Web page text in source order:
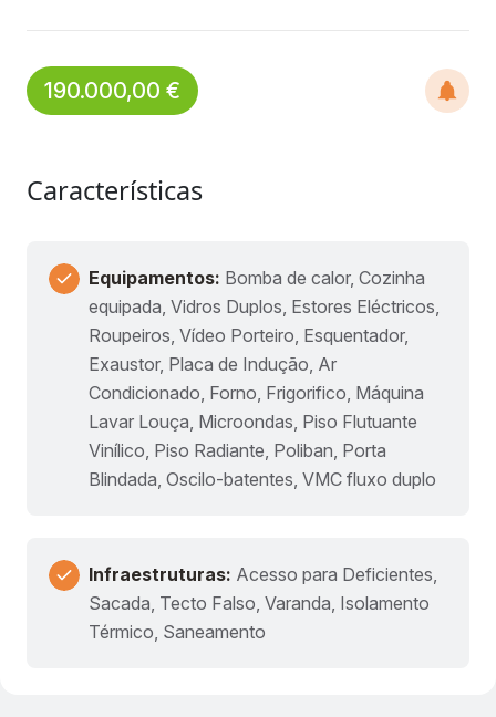
190.000,00 €
Características
Equipamentos: Bomba de calor, Cozinha
equipada, Vidros Duplos, Estores Eléctricos,
Roupeiros, Vídeo Porteiro, Esquentador,
Exaustor, Placa de Indução, Ar
Condicionado, Forno, Frigorifico, Máquina
Lavar Louça, Microondas, Piso Flutuante
Vinílico, Piso Radiante, Poliban, Porta
Blindada, Oscilo-batentes, VMC fluxo duplo
Infraestruturas: Acesso para Deficientes,
Sacada, Tecto Falso, Varanda, Isolamento
Térmico, Saneamento